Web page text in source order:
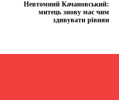
Невтомний Качановський:
митець знову має чим
здивувати рівнян